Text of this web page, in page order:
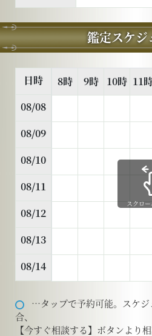
鑑定スケジ
日時
08/08
08/09
08/10
08/11
08/12
08/13
08/14
8時 9時 10時 11
スクロ
…タップで予約可能。スケ
合、
【今すぐ相談する】ボタンより相